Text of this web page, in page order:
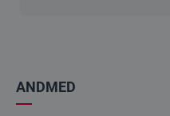
ANDMED